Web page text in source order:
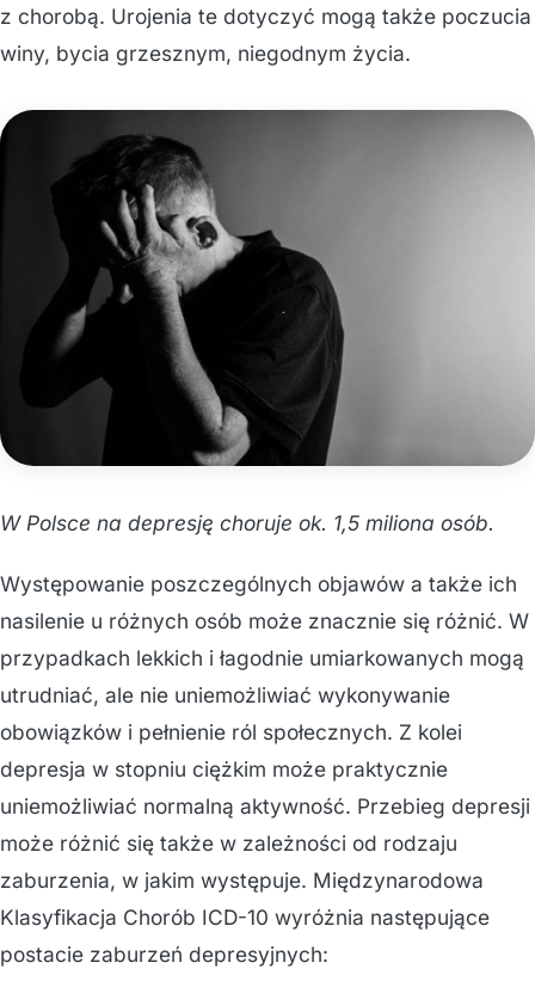
z chorobą. Urojenia te dotyczyć mogą także poczucia
winy, bycia grzesznym, niegodnym życia.
W Polsce na depresję choruje ok. 1,5 miliona osób.
Występowanie poszczególnych objawów a także ich
nasilenie u różnych osób może znacznie się różnić. W
przypadkach lekkich i łagodnie umiarkowanych mogą
utrudniać, ale nie uniemożliwiać wykonywanie
obowiązków i pełnienie ról społecznych. Z kolei
depresja w stopniu ciężkim może praktycznie
uniemożliwiać normalną aktywność. Przebieg depresji
może różnić się także w zależności od rodzaju
zaburzenia, w jakim występuje. Międzynarodowa
Klasyfikacja Chorób ICD-10 wyróżnia następujące
postacie zaburzeń depresyjnych: